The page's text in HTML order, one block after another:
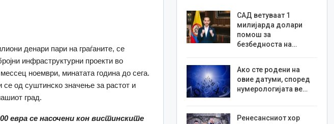
денари пари на граѓаните, се
инфраструктурни проекти во
ноември, минатата година до сега.
се од суштинско значење за растот и
град.
евра се насочени кон вистинските
САД ветуваат 1
милијарда долари
помош за
безбедноста на…
Ако сте родени на
овие датуми, според
нумерологијата ве…
Ренесансниот хор